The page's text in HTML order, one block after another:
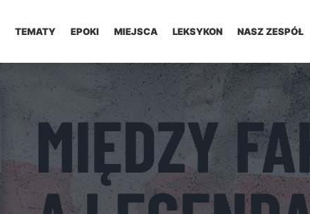
TEMATY EPOKI MIEJSCA LEKSYKON NASZ ZESPÓŁ